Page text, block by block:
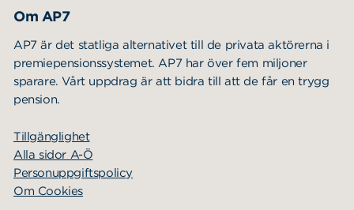
Om AP7
AP7 är det statliga alternativet till de privata aktörerna i
premiepensionssystemet. AP7 har över fem miljoner
sparare. Vårt uppdrag är att bidra till att de får en trygg
pension.
Tillgänglighet
Alla sidor A-Ö
Personuppgiftspolicy
Om Cookies